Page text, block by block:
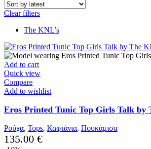
Clear filters
The KNL’s
Add to cart
Quick view
Compare
Add to wishlist
Eros Printed Tunic Top Girls Talk by
Ρούχα, Tops, Καφτάνια, Πουκάμισα
135.00 €